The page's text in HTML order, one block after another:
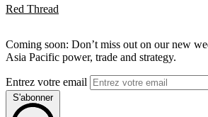
Red Thread
Coming soon: Don’t miss out on our new
Asia Pacific power, trade and strategy.
Entrez votre email
S'abonner